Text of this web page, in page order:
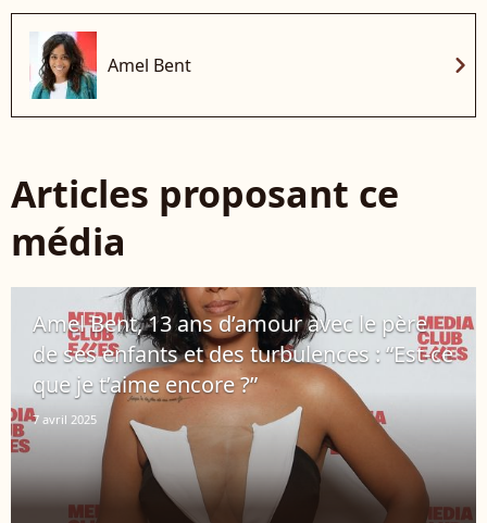
Amel Bent chevron_right
Articles proposant ce
média
Amel Bent, 13 ans d’amour avec le père
de ses enfants et des turbulences : “Est-ce
que je t’aime encore ?”
7 avril 2025